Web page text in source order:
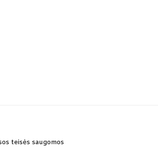
teisės saugomos